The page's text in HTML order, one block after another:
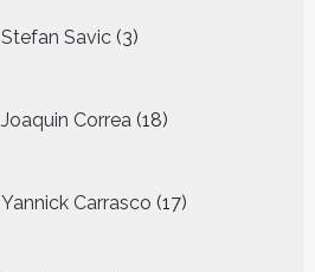
Stefan Savic 3
producten
Joaquin Correa 18
producten
Yannick Carrasco 17
producten